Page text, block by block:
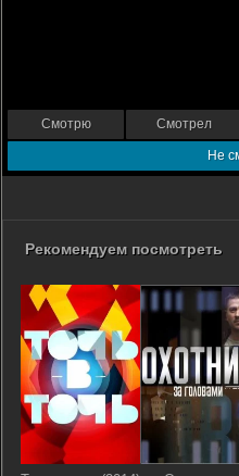
Смотрю Смотрел
Не
Рекомендуем посмотреть